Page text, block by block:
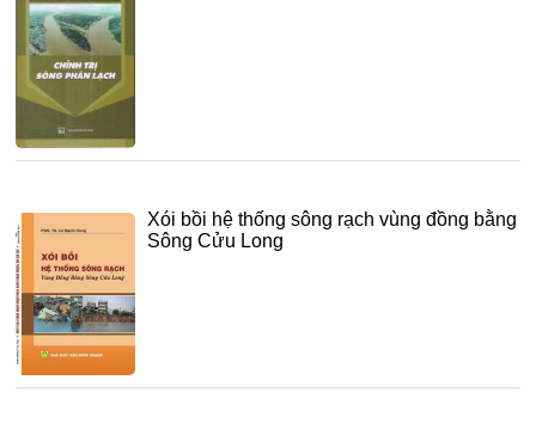
Xói bồi hệ thống sông rạch vùng đồng bằng
Sông Cửu Long